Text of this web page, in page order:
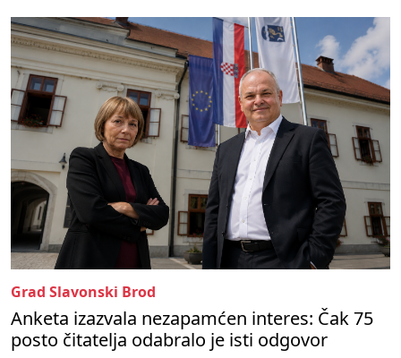
Grad Slavonski Brod
Anketa izazvala nezapamćen interes: Čak 75
posto čitatelja odabralo je isti odgovor